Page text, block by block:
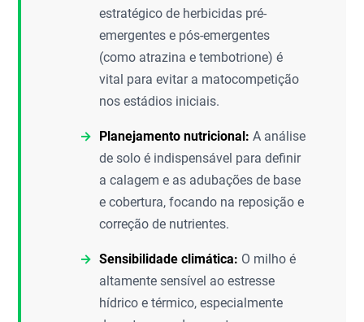
estratégico de herbicidas pré-
emergentes e pós-emergentes
(como atrazina e tembotrione) é
vital para evitar a matocompetição
nos estádios iniciais.
Planejamento nutricional: A análise
de solo é indispensável para definir
a calagem e as adubações de base
e cobertura, focando na reposição e
correção de nutrientes.
Sensibilidade climática: O milho é
altamente sensível ao estresse
hídrico e térmico, especialmente